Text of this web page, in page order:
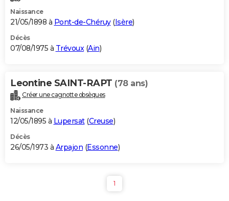
Naissance
21/05/1898 à Pont-de-Chéruy(Isère)
Décès
07/08/1975 à Trévoux(Ain)
Leontine SAINT-RAPT (78 ans)
Créer une cagnotte obsèques
Naissance
12/05/1895 à Lupersat(Creuse)
Décès
26/05/1973 à Arpajon (Essonne)
1